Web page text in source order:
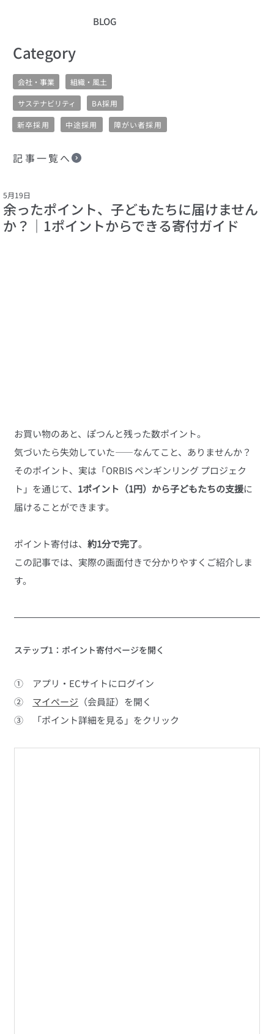
BLOG
​Category
会社・事業 組織・風土
サステナビリティ BA採用
記事一覧へ
新卒採用 中途採用 障がい者採用
余ったポイント、子どもたちに届けません
か？｜1ポイントからできる寄付ガイド
5月19日
お買い物のあと、ぽつんと残った数ポイント。
気づいたら失効していた――なんてこと、ありませんか？
そのポイント、実は「ORBIS ペンギンリング プロジェク
ト」を通じて、 1ポイント（1円）から子どもたちの支援に
届けることができます。
ポイント寄付は、約1分で完了。
この記事では、実際の画面付きで分かりやすくご紹介しま
す。
ステップ1：ポイント寄付ページを開く
①　アプリ・ECサイトにログイン
② マイページ （会員証）を開く
③　「ポイント詳細を見る」をクリック